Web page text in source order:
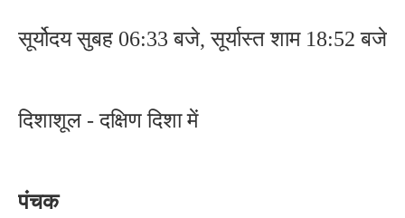
सूर्योदय सुबह 06:33 बजे, सूर्यास्त शाम 18:52 बजे
दिशाशूल - दक्षिण दिशा में
पंचक